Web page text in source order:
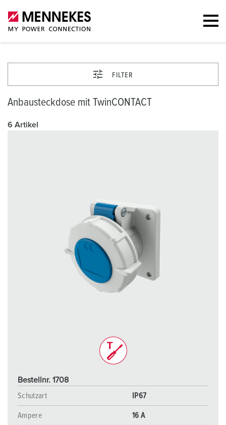
FILTER
Anbausteckdose mit TwinCONTACT
6 Artikel
Bestellnr. 1708
Schutzart
IP67
Ampere 16 A